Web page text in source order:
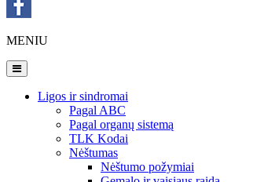
MENIU
Ligos ir sindromai
Pagal ABC
Pagal organų sistemą
TLK Kodai
Nėštumas
Nėštumo požymiai